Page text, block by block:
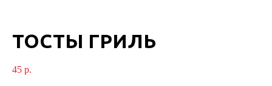
ТОСТЫ ГРИЛЬ
45 р.